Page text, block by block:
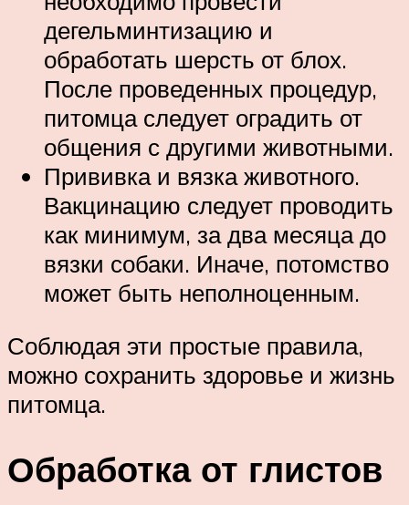
дегельминтизацию и
обработать шерсть от блох.
После проведенных процедур,
питомца следует оградить от
общения с другими животными.
Прививка и вязка животного.
Вакцинацию следует проводить
как минимум, за два месяца до
вязки собаки. Иначе, потомство
может быть неполноценным.
Соблюдая эти простые правила,
можно сохранить здоровье и жизнь
питомца.
Обработка от глистов